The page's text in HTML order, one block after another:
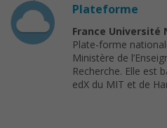
Plateforme
France Université
Plate-forme
Ministère de
Recherche. Elle est
edX du MIT et de